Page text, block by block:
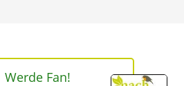
Werde Fan!